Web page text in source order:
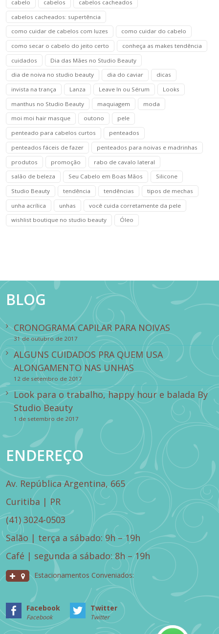
cabelo
cabelos
cabelos cacheados
cabelos cacheados: supertência
como cuidar de cabelos com luzes
como cuidar do cabelo
como secar o cabelo do jeito certo
conheça as makes tendência
cuidados
Dia das Mães no Studio Beauty
dia de noiva no studio beauty
dia do caviar
dicas
invista na trança
Lanza Leave In ou Sérum
Looks
manthus no Studio Beauty
maquiagem
moda
moi moi hair masque
outono
pele
penteado para cabelos curtos
penteados
penteados fáceis de fazer
penteados para noivas e madrinhas
produtos
promoção
rabo de cavalo lateral
salão de beleza
Seu Cabelo em Boas Mãos
Silicone
Studio Beauty
tendência tendências
tipos de mechas
unha acrílica
unhas
você cuida corretamente da pele
wishlist boutique no studio beauty
Óleo
BLOG
CRONOGRAMA CAPILAR PARA NOIVAS
31 de outubro de 2017
ALGUNS CUIDADOS PRA QUEM USA
ALONGAMENTO NAS UNHAS
12 de setembro de 2017
Look para o trabalho, happy hour e balada By
Studio Beauty
1 de setembro de 2017
ENDEREÇO
Av. República Argentina, 665
Curitiba | PR
(41) 3024-0503
Salão | terça a sábado: 9h – 19h
Café | segunda a sábado: 8h – 19h
Estacionamentos Conveniados:
Facebook
Facebook
Twitter
Twitter